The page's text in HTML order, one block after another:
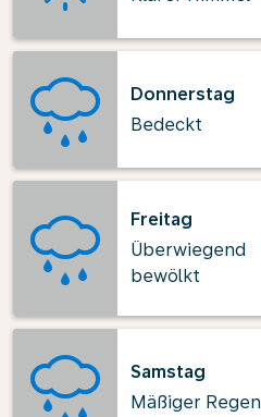
Donnerstag
Bedeckt
Freitag
Überwiegend
bewölkt
Samstag
Mäßiger Regen